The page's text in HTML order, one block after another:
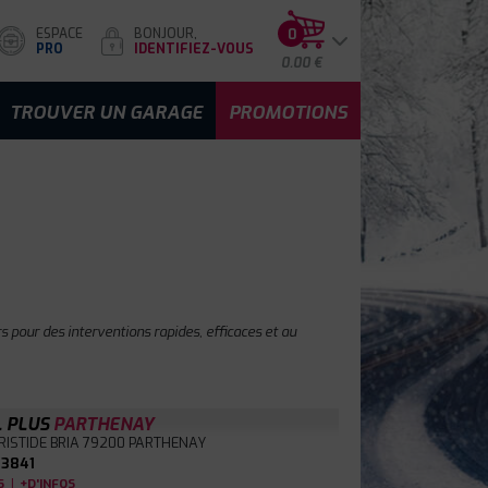
ESPACE
PRO
BONJOUR,
IDENTIFIEZ-VOUS
0
0.00 €
TROUVER UN GARAGE PROMOTIONS
pour des interventions rapides, efficaces et au
PLUSPARTHENAY
BRIA 79200 PARTHENAY
| +D'INFOS